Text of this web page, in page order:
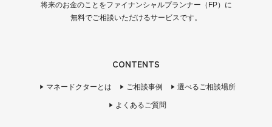
将来のお金のことをファイナンシャルプランナー（FP）に
無料でご相談いただけるサービスです。
CONTENTS
マネードクターとは ご相談事例 選べるご相談場所
よくあるご質問